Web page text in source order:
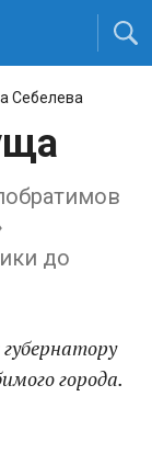
Себелева
до
города.